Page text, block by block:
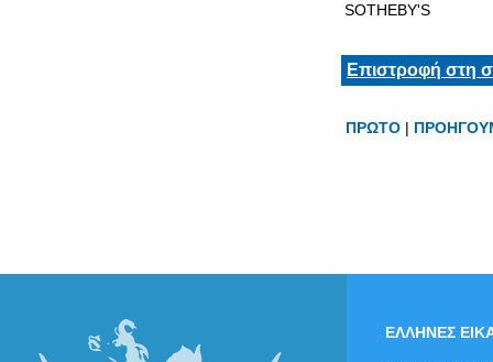
SOTHEBY'S
Επιστροφή στη
ΠΡΩΤΟ |
ΕΛΛΗΝΕΣ